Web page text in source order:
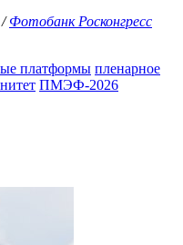
/Фотобанк Росконгресс
платформы пленарное
ПМЭФ-2026